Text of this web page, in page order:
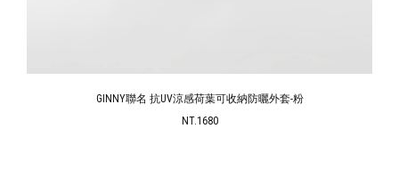
GINNY聯名 抗UV涼感荷葉可收納防曬外套-粉
NT.1680